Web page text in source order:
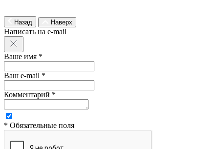
Назад Наверх
Написать на e-mail
Ваше имя *
Ваш e-mail *
Комментарий *
* Обязательные поля